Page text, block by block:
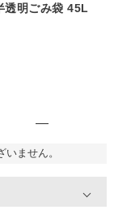
透明ごみ袋 45L
—
ません。